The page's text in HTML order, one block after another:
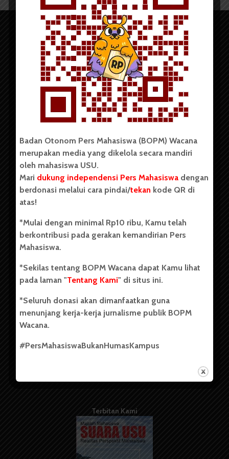
Copyright © 2023. All rights reserved BOPM WACANA.
Badan Otonom Pers Mahasiswa (BOPM) Wacana merupakan
pers mahasiswa yang berdiri di luar kampus dan dikelola
secara mandiri oleh mahasiswa Universitas Sumatera Utara
(USU). Sebelumnya BOPM Wacana merupakan salah satu
Unit Kegiatan Mahasiswa (UKM) di Universitas Sumatera
berdiri pada 1 Juli 1995.
Kontribusi
Info Iklan
Pedoman Media Siber
Kode Etik Jurnalistik
Terbitan Kami
Badan Otonom Pers Mahasiswa (BOPM) Wacana
merupakan media yang dikelola secara mandiri
oleh mahasiswa USU.
Mari dukung independensi Pers Mahasiswa dengan
berdonasi melalui cara pindai/tekan kode QR di
atas!
*Mulai dengan minimal Rp10 ribu, Kamu telah
berkontribusi pada gerakan kemandirian Pers
Mahasiswa.
*Sekilas tentang BOPM Wacana dapat Kamu lihat
pada laman "Tentang Kami" di situs ini.
*Seluruh donasi akan dimanfaatkan guna
menunjang kerja-kerja jurnalisme publik BOPM
Wacana.
#PersMahasiswaBukanHumasKampus